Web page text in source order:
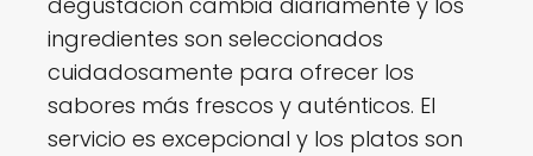
ingredientes son seleccionados
cuidadosamente para ofrecer los
sabores más frescos y auténticos. El
servicio es excepcional y los platos son